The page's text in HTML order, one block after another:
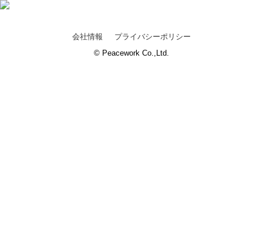
会社情報
プライバシーポリシー
© Peacework Co.,Ltd.